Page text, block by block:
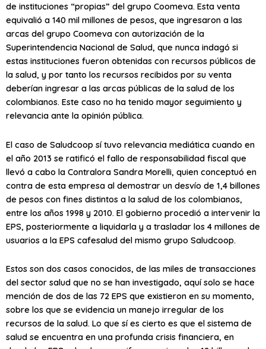
de instituciones “propias” del grupo Coomeva. Esta venta
equivalió a 140 mil millones de pesos, que ingresaron a las
arcas del grupo Coomeva con autorización de la
Superintendencia Nacional de Salud, que nunca indagó si
estas instituciones fueron obtenidas con recursos públicos de
la salud, y por tanto los recursos recibidos por su venta
deberían ingresar a las arcas públicas de la salud de los
colombianos. Este caso no ha tenido mayor seguimiento y
relevancia ante la opinión pública.
El caso de Saludcoop sí tuvo relevancia mediática cuando en
el año 2013 se ratificó el fallo de responsabilidad fiscal que
llevó a cabo la Contralora Sandra Morelli, quien conceptuó en
contra de esta empresa al demostrar un desvío de 1,4 billones
de pesos con fines distintos a la salud de los colombianos,
entre los años 1998 y 2010. El gobierno procedió a intervenir la
EPS, posteriormente a liquidarla y a trasladar los 4 millones de
usuarios a la EPS cafesalud del mismo grupo Saludcoop.
Estos son dos casos conocidos, de las miles de transacciones
del sector salud que no se han investigado, aquí solo se hace
mención de dos de las 72 EPS que existieron en su momento,
sobre los que se evidencia un manejo irregular de los
recursos de la salud. Lo que sí es cierto es que el sistema de
salud se encuentra en una profunda crisis financiera, en